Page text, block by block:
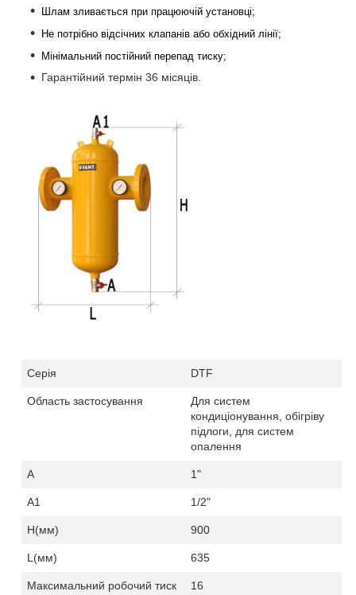
Шлам зливається при працюючій установці;
Не потрібно відсічних клапанів або обхідний лінії;
Мінімальний постійний перепад тиску;
Гарантійний термін 36 місяців.
Серія DTF
Область застосування
Для систем
кондиціонування, обігріву
підлоги, для систем
опалення
A 1"
А1 1/2"
H(мм) 900
L(мм) 635
Максимальний робочий тиск
16